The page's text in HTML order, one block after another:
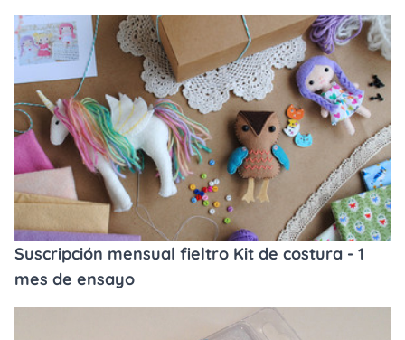
Suscripción mensual fieltro Kit de costura - 1
mes de ensayo